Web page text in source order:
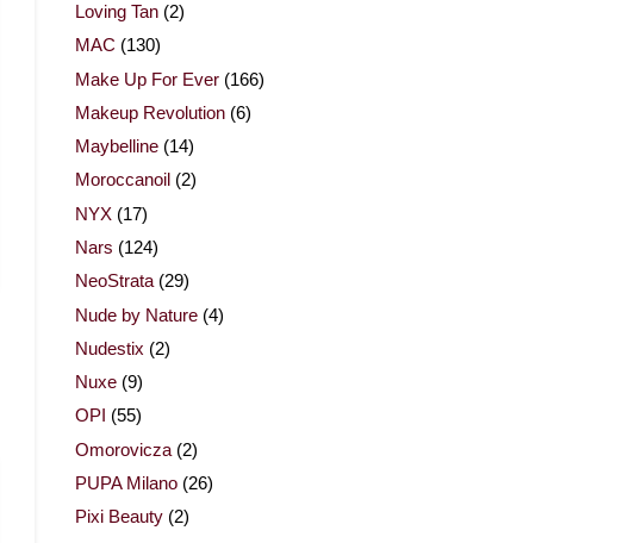
Loving Tan (2)
MAC (130)
Make Up For Ever (166)
Makeup Revolution (6)
Maybelline (14)
Moroccanoil (2)
NYX (17)
Nars (124)
NeoStrata (29)
Nude by Nature (4)
Nudestix (2)
Nuxe (9)
OPI (55)
Omorovicza (2)
PUPA Milano (26)
Pixi Beauty (2)